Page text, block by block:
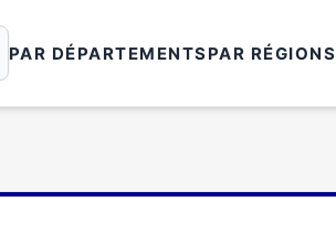
PAR DÉPARTEMENTSPAR RÉGIONS